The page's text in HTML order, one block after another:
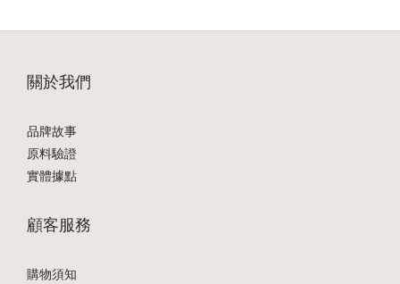
關於我們
品牌故事
原料驗證
實體據點
顧客服務
購物須知